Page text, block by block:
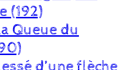
(192)
Queue du